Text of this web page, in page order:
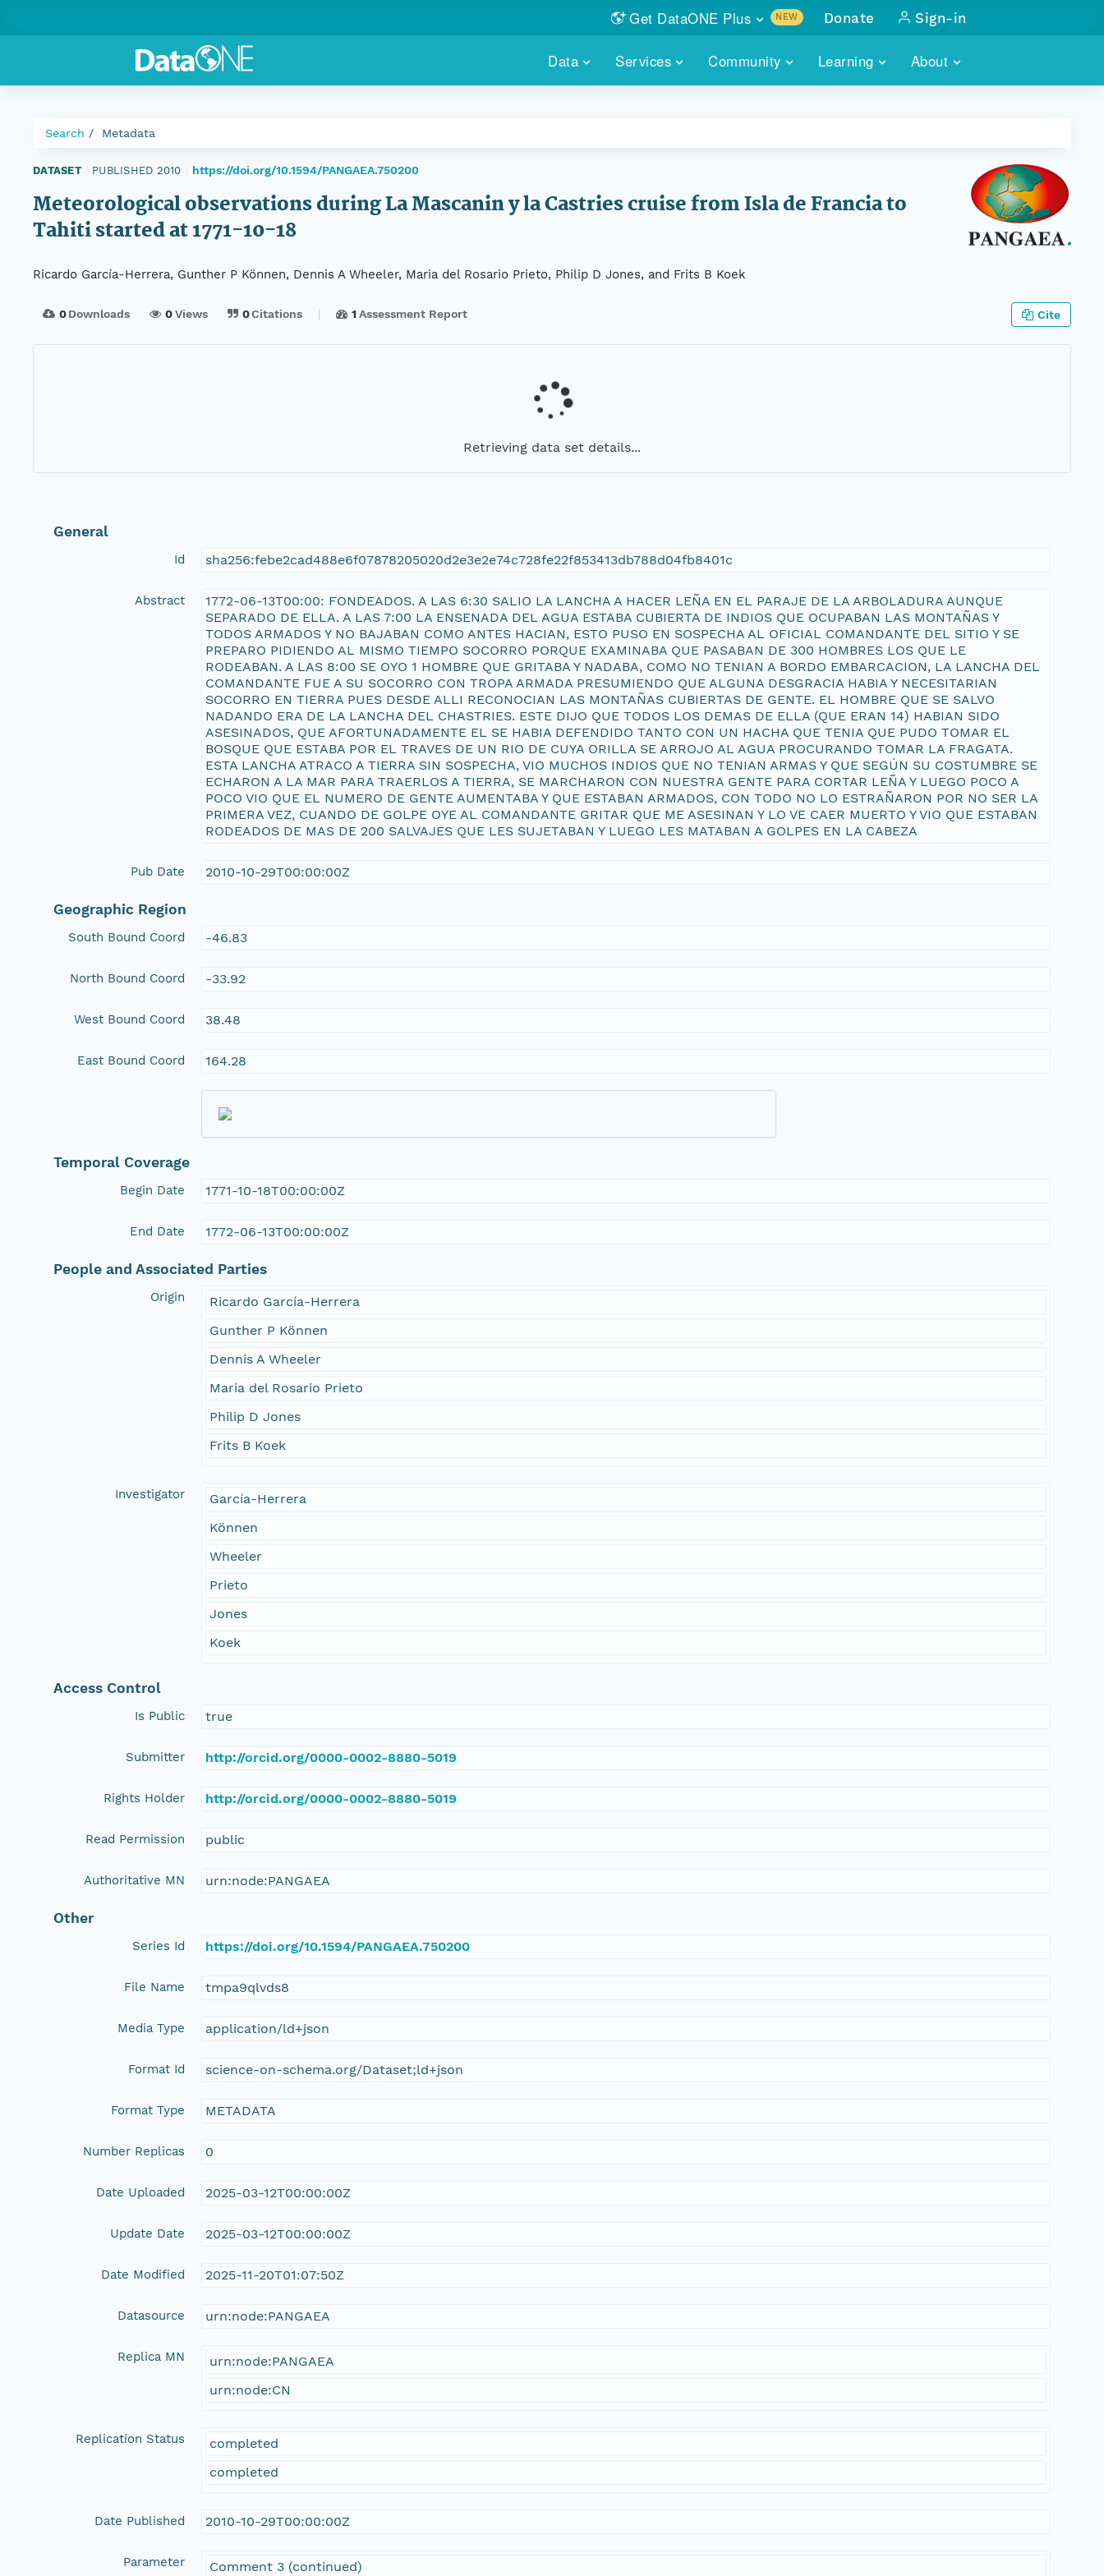
Data Services Community
HOW TO PARTICIPATE
Learning About
Get DataONE Plus NEW
Showcase your results with
& More...
Donate Sign-in
Search Metadata
DATASET PUBLISHED 2010 https://doi.org/10.1594/PANGAEA.750200
Meteorological observations during La Mascanin y la Castries cruise from Isla de Francia to
Tahiti started at 1771-10-18
Ricardo García-Herrera, Gunther P Können, Dennis A Wheeler, Maria del Rosario Prieto, Philip D Jones, and Frits B Koek
0Downloads 0Views 0Citations 1 Assessment Report Cite
Retrieving data set details...
General
Id sha256:febe2cad488e6f07878205020d2e3e2e74c728fe22f853413db788d04fb8401c
Abstract
1772-06-13T00:00: FONDEADOS. A LAS 6:30 SALIO LA LANCHA A HACER LEÑA EN EL PARAJE DE LA ARBOLADURA AUNQUE
SEPARADO DE ELLA. A LAS 7:00 LA ENSENADA DEL AGUA ESTABA CUBIERTA DE INDIOS QUE OCUPABAN LAS MONTAÑAS Y
TODOS ARMADOS Y NO BAJABAN COMO ANTES HACIAN, ESTO PUSO EN SOSPECHA AL OFICIAL COMANDANTE DEL SITIO Y SE
PREPARO PIDIENDO AL MISMO TIEMPO SOCORRO PORQUE EXAMINABA QUE PASABAN DE 300 HOMBRES LOS QUE LE
RODEABAN. A LAS 8:00 SE OYO 1 HOMBRE QUE GRITABA Y NADABA, COMO NO TENIAN A BORDO EMBARCACION, LA LANCHA DEL
COMANDANTE FUE A SU SOCORRO CON TROPA ARMADA PRESUMIENDO QUE ALGUNA DESGRACIA HABIA Y NECESITARIAN
SOCORRO EN TIERRA PUES DESDE ALLI RECONOCIAN LAS MONTAÑAS CUBIERTAS DE GENTE. EL HOMBRE QUE SE SALVO
NADANDO ERA DE LA LANCHA DEL CHASTRIES. ESTE DIJO QUE TODOS LOS DEMAS DE ELLA (QUE ERAN 14) HABIAN SIDO
ASESINADOS, QUE AFORTUNADAMENTE EL SE HABIA DEFENDIDO TANTO CON UN HACHA QUE TENIA QUE PUDO TOMAR EL
BOSQUE QUE ESTABA POR EL TRAVES DE UN RIO DE CUYA ORILLA SE ARROJO AL AGUA PROCURANDO TOMAR LA FRAGATA.
ESTA LANCHA ATRACO A TIERRA SIN SOSPECHA, VIO MUCHOS INDIOS QUE NO TENIAN ARMAS Y QUE SEGÚN SU COSTUMBRE SE
ECHARON A LA MAR PARA TRAERLOS A TIERRA, SE MARCHARON CON NUESTRA GENTE PARA CORTAR LEÑA Y LUEGO POCO A
POCO VIO QUE EL NUMERO DE GENTE AUMENTABA Y QUE ESTABAN ARMADOS, CON TODO NO LO ESTRAÑARON POR NO SER LA
PRIMERA VEZ, CUANDO DE GOLPE OYE AL COMANDANTE GRITAR QUE ME ASESINAN Y LO VE CAER MUERTO Y VIO QUE ESTABAN
RODEADOS DE MAS DE 200 SALVAJES QUE LES SUJETABAN Y LUEGO LES MATABAN A GOLPES EN LA CABEZA
Pub Date 2010-10-29T00:00:00Z
Geographic Region
South Bound Coord -46.83
North Bound Coord -33.92
West Bound Coord 38.48
East Bound Coord 164.28
Temporal Coverage
Begin Date 1771-10-18T00:00:00Z
End Date 1772-06-13T00:00:00Z
People and Associated Parties
Origin
Ricardo García-Herrera
Gunther P Können
Dennis A Wheeler
Maria del Rosario Prieto
Philip D Jones
Frits B Koek
Investigator
García-Herrera
Können
Wheeler
Prieto
Jones
Koek
Access Control
Is Public true
Submitter http://orcid.org/0000-0002-8880-5019
Rights Holder http://orcid.org/0000-0002-8880-5019
Read Permission public
Authoritative MN urn:node:PANGAEA
Other
Series Id https://doi.org/10.1594/PANGAEA.750200
File Name tmpa9qlvds8
Media Type application/ld+json
Format Id science-on-schema.org/Dataset;ld+json
Format Type METADATA
Number Replicas 0
Date Uploaded 2025-03-12T00:00:00Z
Update Date 2025-03-12T00:00:00Z
Date Modified 2025-11-20T01:07:50Z
Datasource urn:node:PANGAEA
Replica MN
urn:node:PANGAEA
urn:node:CN
Replication Status
completed
completed
Date Published 2010-10-29T00:00:00Z
Parameter Comment 3 (continued)